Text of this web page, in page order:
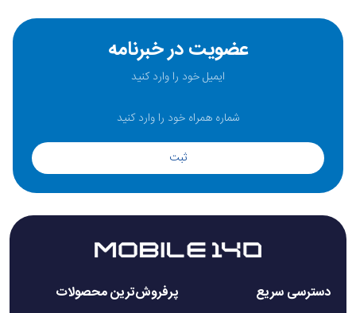
عضویت در خبرنامه
ثبت
دسترسی سریع پرفروش‌ترین محصولات